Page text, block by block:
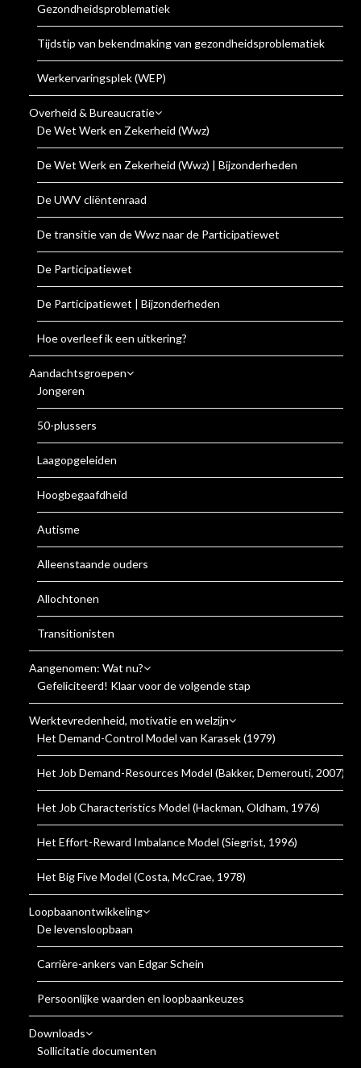
Gezondheidsproblematiek
Tijdstip van bekendmaking van gezondheidsproblematiek
Werkervaringsplek (WEP)
Overheid & Bureaucratie
De Wet Werk en Zekerheid (Wwz)
De Wet Werk en Zekerheid (Wwz) | Bijzonderheden
De UWV cliëntenraad
De transitie van de Wwz naar de Participatiewet
De Participatiewet
De Participatiewet | Bijzonderheden
Hoe overleef ik een uitkering?
Aandachtsgroepen
Jongeren
50-plussers
Laagopgeleiden
Hoogbegaafdheid
Autisme
Alleenstaande ouders
Allochtonen
Transitionisten
Aangenomen: Wat nu?
Gefeliciteerd! Klaar voor de volgende stap
Werktevredenheid, motivatie en welzijn
Het Demand-Control Model van Karasek (1979)
Het Job Demand-Resources Model (Bakker, Demerouti, 2007)
Het Job Characteristics Model (Hackman, Oldham, 1976)
Het Effort-Reward Imbalance Model (Siegrist, 1996)
Het Big Five Model (Costa, McCrae, 1978)
Loopbaanontwikkeling
De levensloopbaan
Carrière-ankers van Edgar Schein
Persoonlijke waarden en loopbaankeuzes
Downloads
Sollicitatie documenten